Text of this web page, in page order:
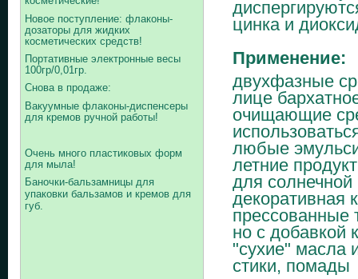
Новое поступление: флаконы-
дозаторы для жидких
косметических средств!
Портативные электронные весы
100гр/0,01гр.
Снова в продаже:
Вакуумные флаконы-диспенсеры
для кремов ручной работы!
Очень много пластиковых форм
для мыла!
Баночки-бальзамницы для
упаковки бальзамов и кремов для
губ.
цинка и
Применение:
двухфазные
лице
очищающие
любые
летние
для
декоративная
прессованные
но с добавкой
"сухие" масла
стики, помады